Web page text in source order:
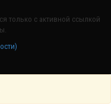
только с активной ссылкой